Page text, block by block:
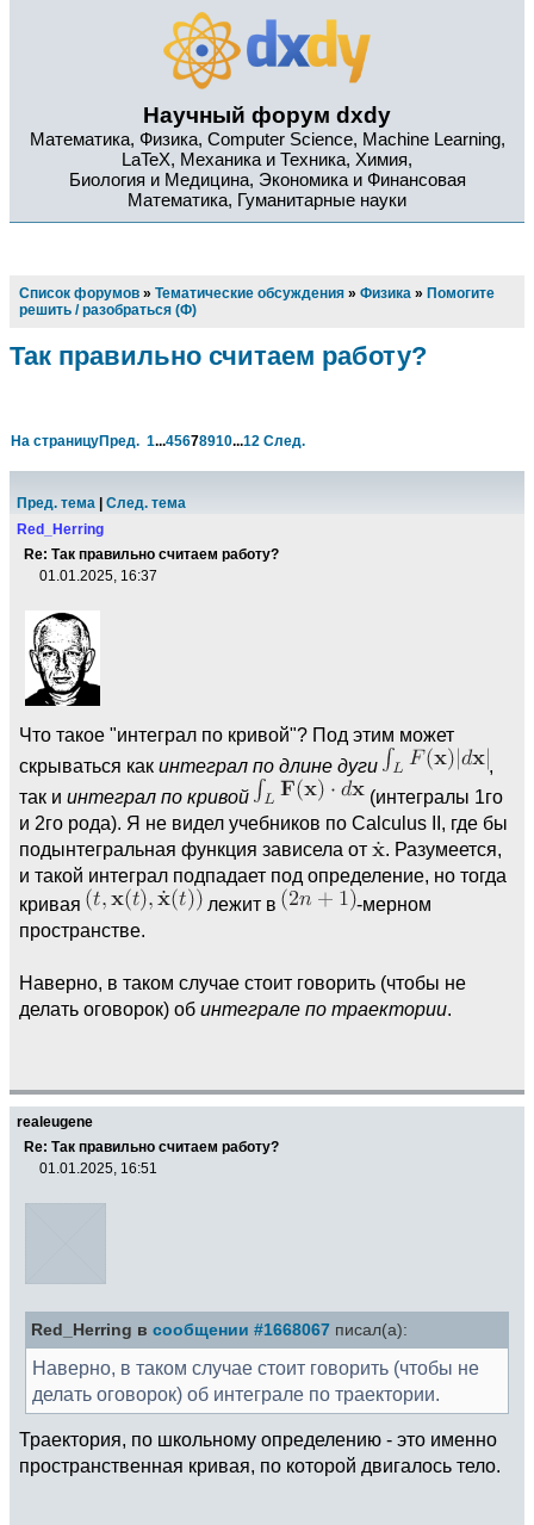
Научный форум dxdy
Математика, Физика, Computer Science, Machine Learning,
LaTeX, Механика и Техника, Химия,
Биология и Медицина, Экономика и Финансовая
Математика, Гуманитарные науки
Список форумов » Тематические обсуждения » Физика » Помогите
решить / разобраться (Ф)
Так правильно считаем работу?
На страницуПред. 1...45678910...12 След.
Пред. тема
След. тема
Red_Herring
Re: Так правильно считаем работу?
01.01.2025, 16:37
Что такое "интеграл по кривой"? Под этим может
скрываться как интеграл по длине дуги
,
так и интеграл по кривой
(интегралы 1го
и 2го рода). Я не видел учебников по Calculus II, где бы
подынтегральная функция зависела от
. Разумеется,
и такой интеграл подпадает под определение, но тогда
кривая
лежит в
-мерном
пространстве.
Наверно, в таком случае стоит говорить (чтобы не
делать оговорок) об интеграле по траектории.
realeugene
Re: Так правильно считаем работу?
01.01.2025, 16:51
Red_Herring в сообщении #1668067 писал(а):
Наверно, в таком случае стоит говорить (чтобы не
делать оговорок) об интеграле по траектории.
Траектория, по школьному определению - это именно
пространственная кривая, по которой двигалось тело.